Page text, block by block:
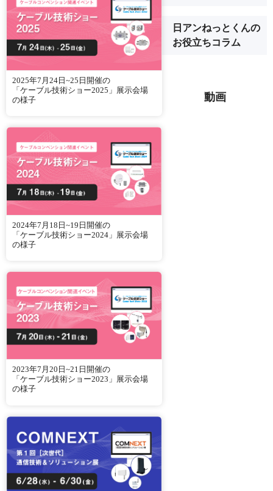
2025年7月24日~25日開催の
「ケーブル技術ショー2025」展示会場
の様子
2024年7月18日~19日開催の
「ケーブル技術ショー2024」展示会場
の様子
2023年7月20日~21日開催の
「ケーブル技術ショー2023」展示会場
の様子
日アンねっとくんの
お役立ちコラム
動画